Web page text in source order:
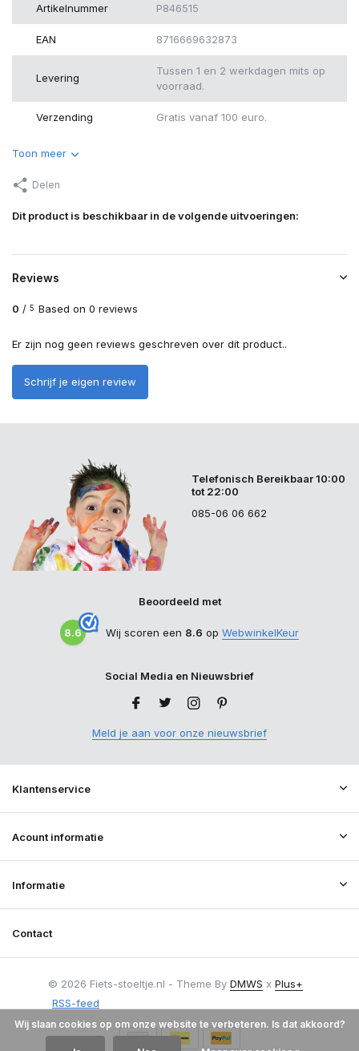
Artikelnummer P846515
EAN 8716669632873
Levering
Tussen 1 en 2 werkdagen mits op
voorraad.
Verzending Gratis vanaf 100 euro.
Toon meer
Delen
Dit product is beschikbaar in de volgende uitvoeringen:
Reviews
0 / 5 Based on 0 reviews
Er zijn nog geen reviews geschreven over dit product..
Schrijf je eigen review
Telefonisch Bereikbaar 10:00
tot 22:00
085-06 06 662
Beoordeeld met
8.6 Wij scoren een 8.6 op WebwinkelKeur
Social Media en Nieuwsbrief
Meld je aan voor onze nieuwsbrief
Klantenservice
Acount informatie
Informatie
Contact
© 2026 Fiets-stoeltje.nl - Theme By DMWS x Plus+
RSS-feed
Wij slaan cookies op om onze website te verbeteren. Is dat akkoord?